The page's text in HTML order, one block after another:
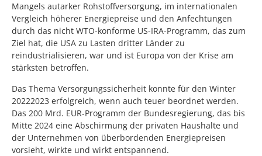
Mangels autarker Rohstoffversorgung, im internationalen
Vergleich höherer Energiepreise und den Anfechtungen
durch das nicht WTO-konforme US-IRA-Programm, das zum
Ziel hat, die USA zu Lasten dritter Länder zu
reindustrialisieren, war und ist Europa von der Krise am
stärksten betroffen.
Das Thema Versorgungssicherheit konnte für den Winter
20222023 erfolgreich, wenn auch teuer beordnet werden.
Das 200 Mrd. EUR-Programm der Bundesregierung, das bis
Mitte 2024 eine Abschirmung der privaten Haushalte und
der Unternehmen von überbordenden Energiepreisen
vorsieht, wirkte und wirkt entspannend.